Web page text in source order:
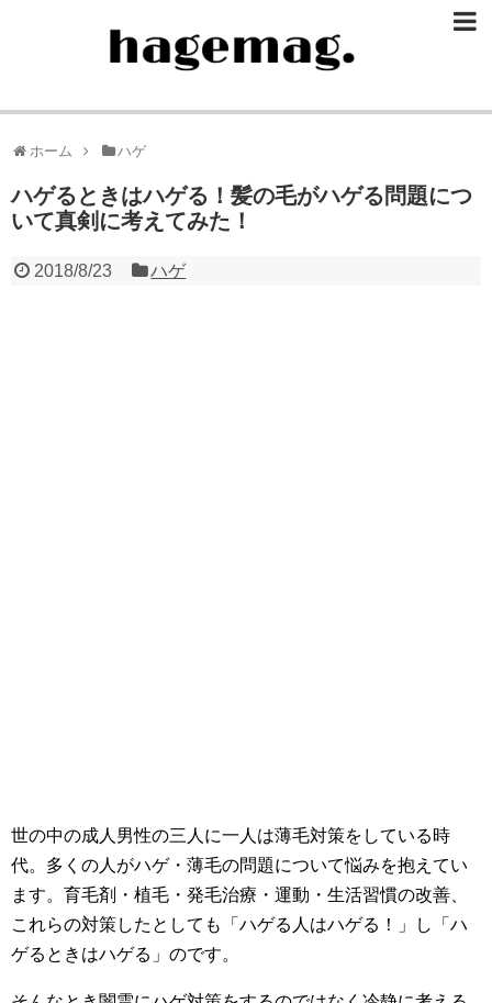
ホーム ハゲ
ハゲるときはハゲる！髪の毛がハゲる問題につ
いて真剣に考えてみた！
2018/8/23 ハゲ
世の中の成人男性の三人に一人は薄毛対策をしている時
代。多くの人がハゲ・薄毛の問題について悩みを抱えてい
ます。育毛剤・植毛・発毛治療・運動・生活習慣の改善、
これらの対策したとしても「ハゲる人はハゲる！」し「ハ
ゲるときはハゲる」のです。